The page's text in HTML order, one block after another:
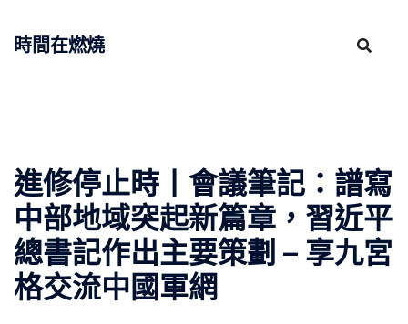
時間在燃燒
進修停止時丨會議筆記：譜寫
中部地域突起新篇章，習近平
總書記作出主要策劃 – 享九宮
格交流中國軍網